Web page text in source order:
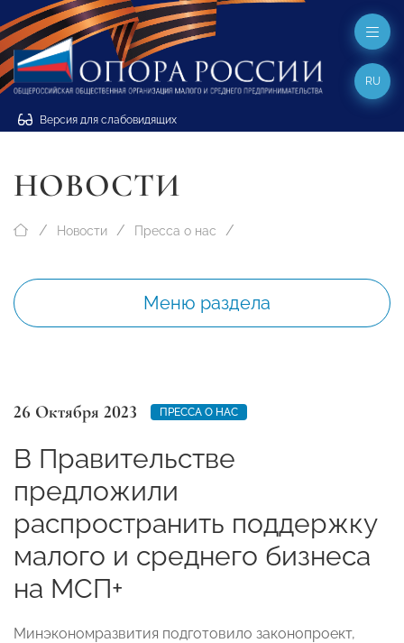
Версия для слабовидящих
RU
НОВОСТИ
Новости Пресса о нас
Меню раздела
26 Октября 2023 ПРЕССА О НАС
В Правительстве
предложили
распространить поддержку
малого и среднего бизнеса
на МСП+
Минэкономразвития подготовило законопроект,